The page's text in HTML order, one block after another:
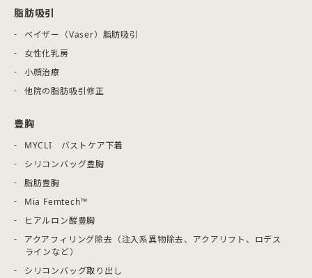
脂肪吸引
ベイザー（Vaser）脂肪吸引
女性化乳房
小顔治療
他院の脂肪吸引修正
豊胸
MYCLI バストケア下着
シリコンバッグ豊胸
脂肪豊胸
Mia Femtech™
ヒアルロン酸豊胸
アクアフィリング除去（注入系異物除去、アクアリフト、ロデス
ラインなど）
シリコンバッグ取り出し